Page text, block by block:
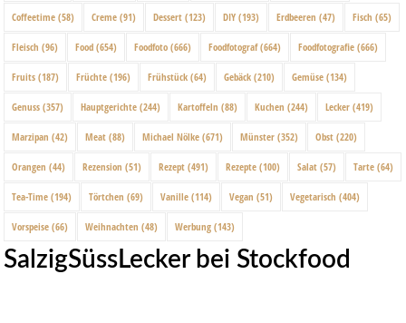
Coffeetime (58) Creme (91) Dessert (123) DIY (193) Erdbeeren (47) Fisch (65)
Fleisch (96) Food (654) Foodfoto (666) Foodfotograf(664) Foodfotografie (666)
Fruits (187) Früchte (196) Frühstück (64) Gebäck (210) Gemüse (134)
Genuss (357) Hauptgerichte (244) Kartoffeln (88) Kuchen (244) Lecker (419)
Marzipan (42) Meat (88) Michael Nölke (671) Münster (352) Obst (220)
Orangen (44) Rezension (51) Rezept (491) Rezepte (100) Salat (57) Tarte (64)
Tea-Time (194) Törtchen (69) Vanille (114) Vegan (51) Vegetarisch (404)
Vorspeise (66) Weihnachten (48) Werbung (143)
SalzigSüssLecker bei Stockfood